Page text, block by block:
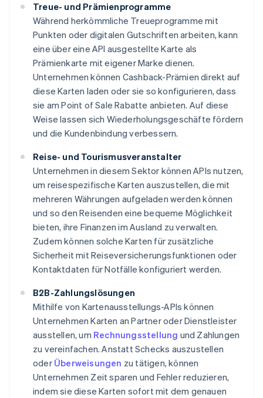
Treue- und Prämienprogramme
Während herkömmliche Treueprogramme mit
Punkten oder digitalen Gutschriften arbeiten, kann
eine über eine API ausgestellte Karte als
Prämienkarte mit eigener Marke dienen.
Unternehmen können Cashback-Prämien direkt auf
diese Karten laden oder sie so konfigurieren, dass
sie am Point of Sale Rabatte anbieten. Auf diese
Weise lassen sich Wiederholungsgeschäfte fördern
und die Kundenbindung verbessern.
Reise- und Tourismusveranstalter
Unternehmen in diesem Sektor können APIs nutzen,
um reisespezifische Karten auszustellen, die mit
mehreren Währungen aufgeladen werden können
und so den Reisenden eine bequeme Möglichkeit
bieten, ihre Finanzen im Ausland zu verwalten.
Zudem können solche Karten für zusätzliche
Sicherheit mit Reiseversicherungsfunktionen oder
Kontaktdaten für Notfälle konfiguriert werden.
B2B-Zahlungslösungen
Mithilfe von Kartenausstellungs-APIs können
Unternehmen Karten an Partner oder Dienstleister
ausstellen, um Rechnungsstellung und Zahlungen
zu vereinfachen. Anstatt Schecks auszustellen
oder Überweisungen zu tätigen, können
Unternehmen Zeit sparen und Fehler reduzieren,
indem sie diese Karten sofort mit dem genauen